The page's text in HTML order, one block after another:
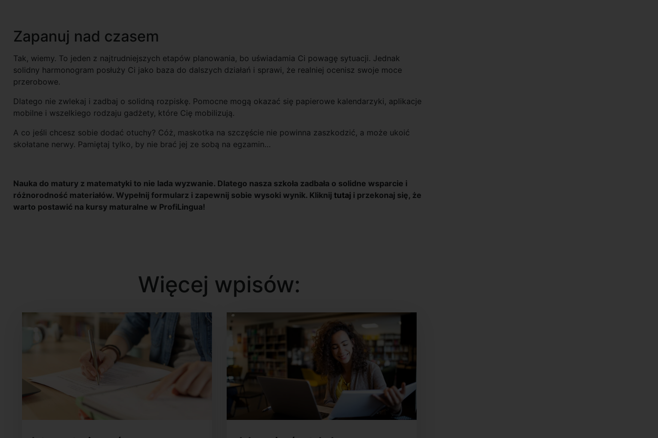
Zapanuj nad czasem
Tak, wiemy. To jeden z najtrudniejszych etapów planowania, bo uświadamia Ci powagę sytuacji. Jednak
solidny harmonogram posłuży Ci jako baza do dalszych działań i sprawi, że realniej ocenisz swoje moce
przerobowe.
Dlatego nie zwlekaj i zadbaj o solidną rozpiskę. Pomocne mogą okazać się papierowe kalendarzyki, aplikacje
mobilne i wszelkiego rodzaju gadżety, które Cię mobilizują.
A co jeśli chcesz sobie dodać otuchy? Cóż, maskotka na szczęście nie powinna zaszkodzić, a może ukoić
skołatane nerwy. Pamiętaj tylko, by nie brać jej ze sobą na egzamin…
Nauka do matury z matematyki to nie lada wyzwanie. Dlatego nasza szkoła zadbała o solidne wsparcie i
różnorodność materiałów. Wypełnij formularz i zapewnij sobie wysoki wynik. Kliknij tutaj i przekonaj się, że
warto postawić na kursy maturalne w ProfiLingua!
Więcej wpisów: